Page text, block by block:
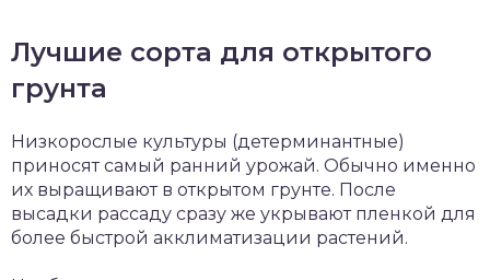
Лучшие сорта для открытого
грунта
Низкорослые культуры (детерминантные)
приносят самый ранний урожай. Обычно именно
их выращивают в открытом грунте. После
высадки рассаду сразу же укрывают пленкой для
более быстрой акклиматизации растений.